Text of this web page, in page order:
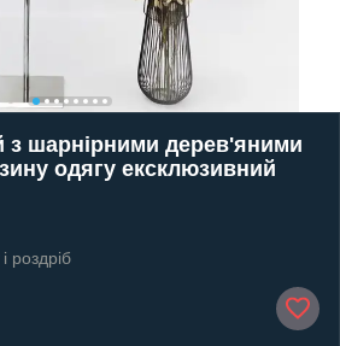
з шарнірними дерев'яними
одягу ексклюзивний
роздріб